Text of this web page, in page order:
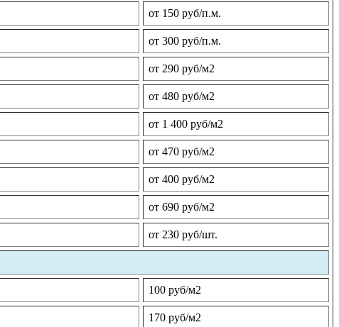
от 150 руб/п.м.
от 300 руб/п.м.
от 290 руб/м2
от 480 руб/м2
от 1 400 руб/м2
от 470 руб/м2
от 400 руб/м2
от 690 руб/м2
от 230 руб/шт.
100 руб/м2
170 руб/м2